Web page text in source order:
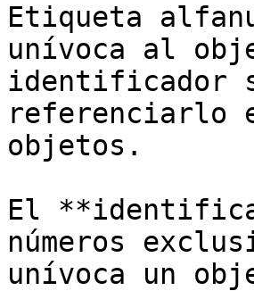
Etiqueta
unívoca al
identificador
referenciarlo
objetos.
El
números
unívoca un